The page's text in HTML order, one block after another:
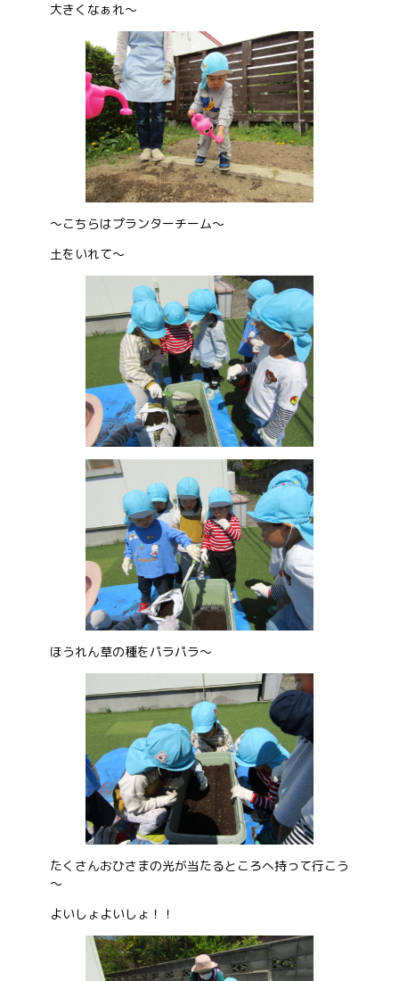
大きくなぁれ～
～こちらはプランターチーム～
土をいれて～
ほうれん草の種をパラパラ～
たくさんおひさまの光が当たるところへ持って行こう
～
よいしょよいしょ！！